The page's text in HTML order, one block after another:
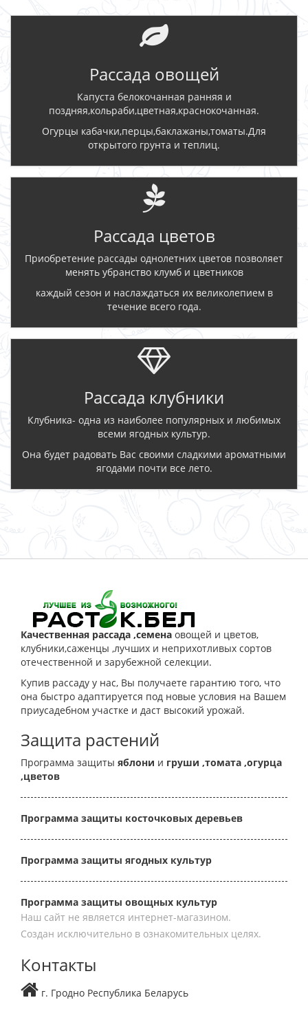
Рассада овощей
Капуста белокочанная ранняя и
поздняя,кольраби,цветная,краснокочанная.
Огурцы кабачки,перцы,баклажаны,томаты.Для
открытого грунта и теплиц.
Рассада цветов
Приобретение рассады однолетних цветов позволяет
менять убранство клумб и цветников
каждый сезон и наслаждаться их великолепием в
течение всего года.
Рассада клубники
Клубника- одна из наиболее популярных и любимых
всеми ягодных культур.
Она будет радовать Вас своими сладкими ароматными
ягодами почти все лето.
Качественная рассада ,семена овощей и цветов,
клубники,саженцы ,лучших и неприхотливых сортов
отечественной и зарубежной селекции.
Купив рассаду у нас, Вы получаете гарантию того, что
она быстро адаптируется под новые условия на Вашем
приусадебном участке и даст высокий урожай.
Защита растений
Программа защиты яблони и груши ,томата ,огурца
,цветов
Программа защиты косточковых деревьев
Программа защиты ягодных культур
Программа защиты овощных культур
Наш сайт не является интернет-магазином.
Создан исключительно в ознакомительных целях.
Контакты
г. Гродно Республика Беларусь